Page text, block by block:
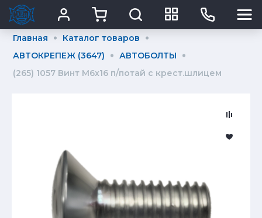
Главная
Каталог товаров
АВТОКРЕПЕЖ (3647)
АВТОБОЛТЫ
(265) 1057 Винт М6х16 п/потай с крест.шлицем